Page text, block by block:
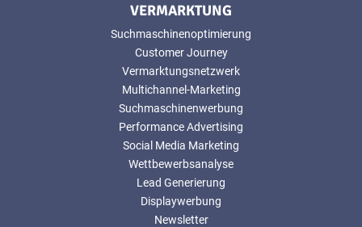
VERMARKTUNG
Suchmaschinenoptimierung
Customer Journey
Vermarktungsnetzwerk
Multichannel-Marketing
Suchmaschinenwerbung
Performance Advertising
Social Media Marketing
Wettbewerbsanalyse
Lead Generierung
Displaywerbung
Newsletter